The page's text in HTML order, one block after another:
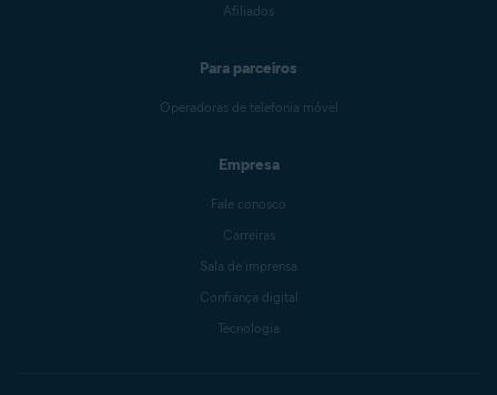
Afiliados
Para parceiros
Operadoras de telefonia móvel
Empresa
Fale conosco
Carreiras
Sala de imprensa
Confiança digital
Tecnologia